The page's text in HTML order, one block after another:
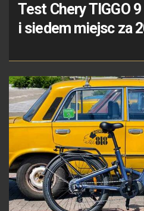
Test Chery TIGGO
i siedem miejsc za